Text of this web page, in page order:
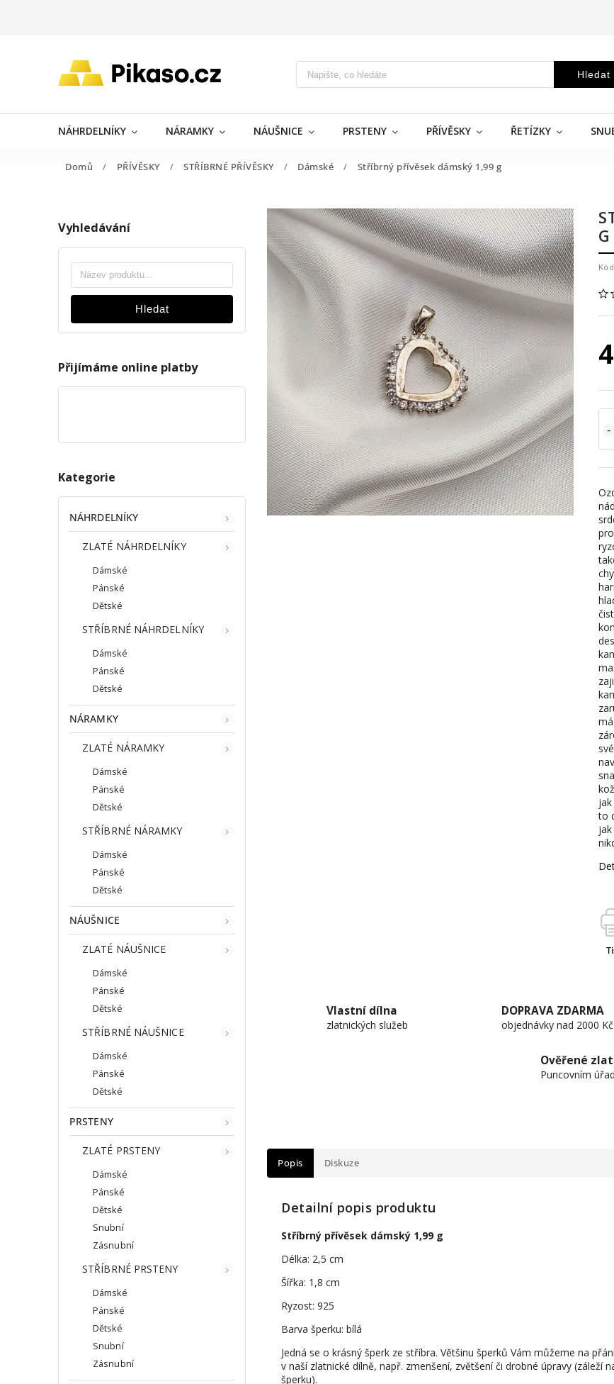
Hledat
NÁHRDELNÍKY NÁRAMKY NÁUŠNICE PRSTENY PŘÍVĚSKY ŘETÍZKY
Domů / PŘÍVĚSKY / STŘÍBRNÉ PŘÍVĚSKY / Dámské / Stříbrný přívěsek dámský 1,99 g
Vyhledávání
Hledat
Přijímáme online platby
Kategorie
NÁHRDELNÍKY
ZLATÉ NÁHRDELNÍKY
Dámské
Pánské
Dětské
STŘÍBRNÉ NÁHRDELNÍKY
Dámské
Pánské
Dětské
NÁRAMKY
ZLATÉ NÁRAMKY
Dámské
Pánské
Dětské
STŘÍBRNÉ NÁRAMKY
Dámské
Pánské
Dětské
NÁUŠNICE
ZLATÉ NÁUŠNICE
Dámské
Pánské
Dětské
STŘÍBRNÉ NÁUŠNICE
Dámské
Pánské
Dětské
PRSTENY
ZLATÉ PRSTENY
Dámské
Pánské
Dětské
Snubní
Zásnubní
STŘÍBRNÉ PRSTENY
Dámské
Pánské
Dětské
Snubní
Zásnubní
G
to
Vlastní dílna
zlatnických služeb
DOPRAVA ZDARMA
objednávky nad 2000 Kč
Ověřené
Puncovním
Popis Diskuze
Detailní popis produktu
Stříbrný přívěsek dámský 1,99 g
Délka: 2,5 cm
Šířka: 1,8 cm
Ryzost: 925
Barva šperku: bílá
Jedná se o krásný šperk ze stříbra. Většinu šperků Vám můžeme na
v naší zlatnické dílně, např. zmenšení, zvětšení či drobné úpravy (záleží
šperku).